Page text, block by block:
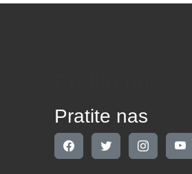
Pratite nas